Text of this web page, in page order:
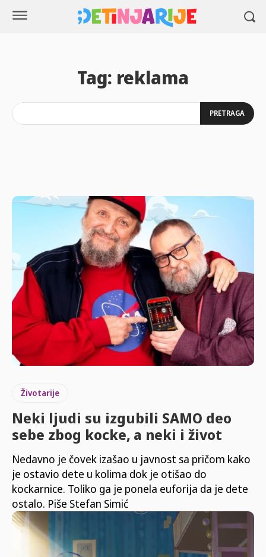
Tag: reklama
PRETRAGA
Životarije
Neki ljudi su izgubili SAMO deo
sebe zbog kocke, a neki i život
Nedavno je čovek izašao u javnost sa pričom kako
je ostavio dete u kolima dok je otišao do
kockarnice. Toliko ga je ponela euforija da je dete
ostalo. Piše Stefan Simić